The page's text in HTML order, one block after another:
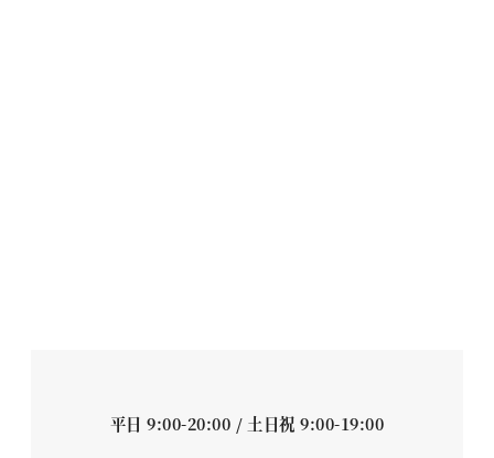
平日 9:00-20:00 / 土日祝 9:00-19:00